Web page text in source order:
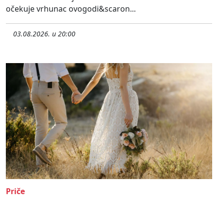
očekuje vrhunac ovogodi&scaron...
03.08.2026. u 20:00
Priče